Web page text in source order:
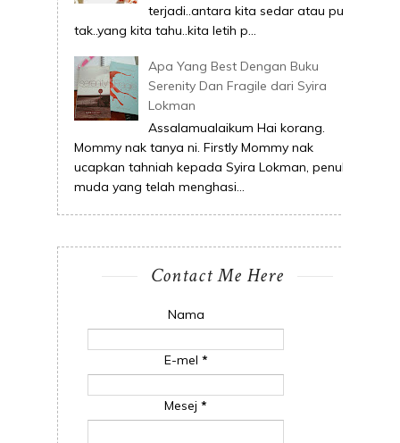
terjadi..antara kita sedar atau pun
tak..yang kita tahu..kita letih p...
Apa Yang Best Dengan Buku
Serenity Dan Fragile dari Syira
Lokman
Assalamualaikum Hai korang.
Mommy nak tanya ni. Firstly Mommy nak
ucapkan tahniah kepada Syira Lokman, penulis
muda yang telah menghasi...
Contact Me Here
Nama
E-mel *
Mesej *